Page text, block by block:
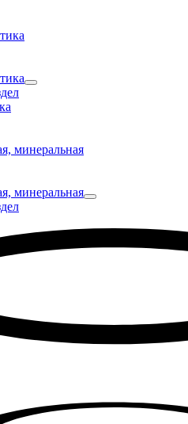
минеральная
минеральная